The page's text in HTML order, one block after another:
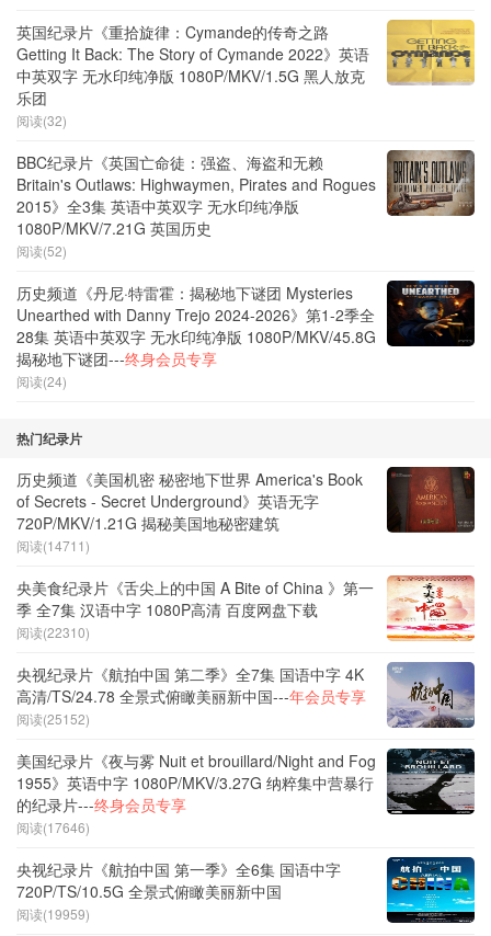
英国纪录片《重拾旋律：Cymande的传奇之路
Getting It Back: The Story of Cymande 2022》英语
中英双字 无水印纯净版 1080P/MKV/1.5G 黑人放克
乐团
阅读(32)
BBC纪录片《英国亡命徒：强盗、海盗和无赖
Britain's Outlaws: Highwaymen, Pirates and Rogues
2015》全3集 英语中英双字 无水印纯净版
1080P/MKV/7.21G 英国历史
阅读(52)
历史频道《丹尼·特雷霍：揭秘地下谜团 Mysteries
Unearthed with Danny Trejo 2024-2026》第1-2季全
28集 英语中英双字 无水印纯净版 1080P/MKV/45.8G
揭秘地下谜团---终身会员专享
阅读(24)
热门纪录片
历史频道《美国机密 秘密地下世界 America's Book
of Secrets - Secret Underground》英语无字
720P/MKV/1.21G 揭秘美国地秘密建筑
阅读(14711)
央美食纪录片《舌尖上的中国 A Bite of China 》第一
季 全7集 汉语中字 1080P高清 百度网盘下载
阅读(22310)
央视纪录片《航拍中国 第二季》全7集 国语中字 4K
高清/TS/24.78 全景式俯瞰美丽新中国---年会员专享
阅读(25152)
美国纪录片《夜与雾 Nuit et brouillard/Night and Fog
1955》英语中字 1080P/MKV/3.27G 纳粹集中营暴行
的纪录片---终身会员专享
阅读(17646)
央视纪录片《航拍中国 第一季》全6集 国语中字
720P/TS/10.5G 全景式俯瞰美丽新中国
阅读(19959)